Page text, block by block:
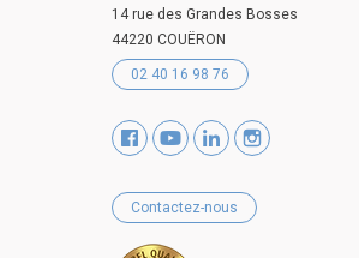
14 rue des Grandes Bosses
44220 COUËRON
02 40 16 98 76
Contactez-nous